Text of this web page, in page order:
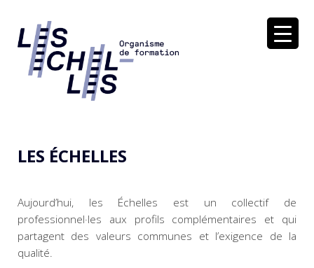
LES ÉCHELLES
LES ÉCHELLES
Aujourd’hui, les Échelles est un collectif de
professionnel·les aux profils complémentaires et qui
partagent des valeurs communes et l’exigence de la
qualité.